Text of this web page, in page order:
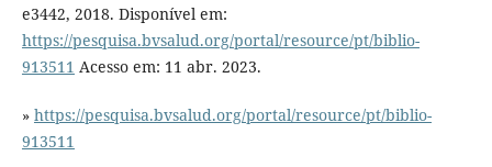
e3442, 2018. Disponível em:
https://pesquisa.bvsalud.org/portal/resource/pt/biblio-
913511 Acesso em: 11 abr. 2023.
» https://pesquisa.bvsalud.org/portal/resource/pt/biblio-
913511